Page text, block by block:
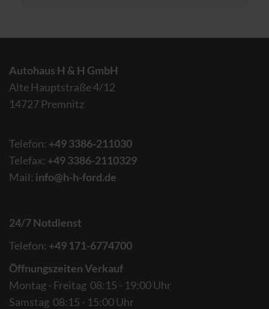
Autohaus H & H GmbH
Alte Hauptstraße 4/12
14727 Premnitz
Telefon: +49 3386-211030
Telefax: +49 3386-2110329
Mail: info@h-h-ford.de
24/7 Notdienst
Telefon: +49 171-6774700
Öffnungszeiten Verkauf
Montag - Freitag 08:15 - 19:00 Uhr
Samstag 08:15 - 15:00 Uhr